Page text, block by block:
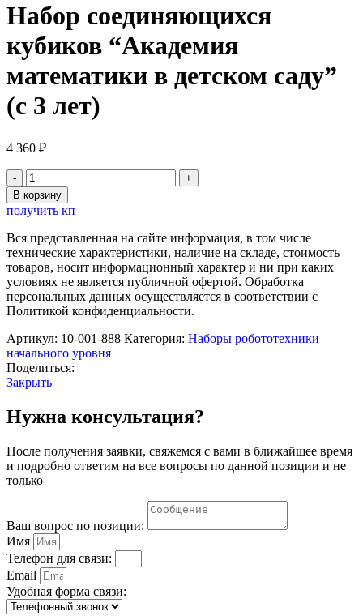
Набор соединяющихся
кубиков “Академия
математики в детском саду”
(с 3 лет)
4 360 ₽
Количество
товара
Набор
соединяющихся
кубиков
"Академия
математики
в
детском
саду"
3
лет)
В корзину
получить кп
Вся представленная на сайте информация, в том числе
технические характеристики, наличие на складе, стоимость
товаров, носит информационный характер и ни при каких
условиях не является публичной офертой. Обработка
персональных данных осуществляется в соответствии с
Политикой конфиденциальности.
Артикул: 10-001-888 Категория: Наборы робототехники
начального уровня
Поделиться:
Закрыть
Нужна консультация?
После получения заявки, свяжемся с вами в ближайшее время
и подробно ответим на все вопросы по данной позиции и не
только
Ваш вопрос по позиции:
Имя
Телефон для связи:
Email
Удобная форма связи: